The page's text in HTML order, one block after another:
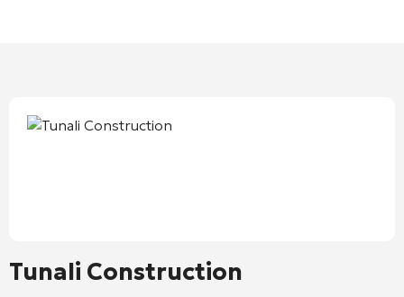
Tunali Construction